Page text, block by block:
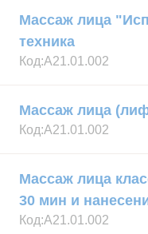
Массаж лица
техника
Код:А21.01.002
Массаж лица
Код:А21.01.002
Массаж лица
30 мин и
Код:А21.01.002